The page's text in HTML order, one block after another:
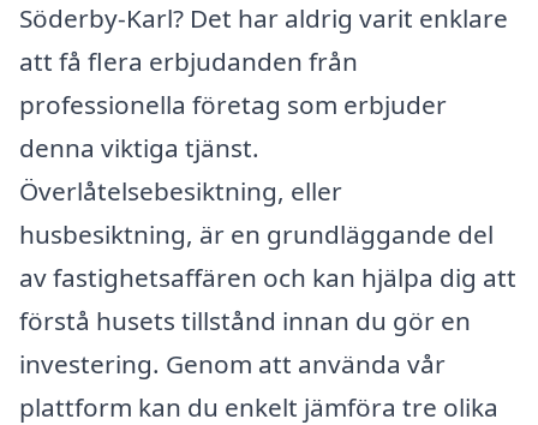
Söderby-Karl? Det har aldrig varit enklare
att få flera erbjudanden från
professionella företag som erbjuder
denna viktiga tjänst.
Överlåtelsebesiktning, eller
husbesiktning, är en grundläggande del
av fastighetsaffären och kan hjälpa dig att
förstå husets tillstånd innan du gör en
investering. Genom att använda vår
plattform kan du enkelt jämföra tre olika